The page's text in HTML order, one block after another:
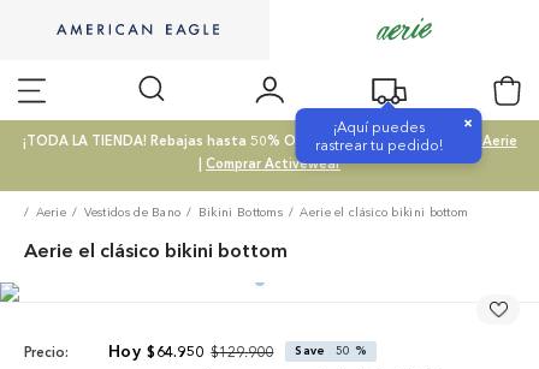
¡Aquí puedes
rastrear tu pedido!
×
¡TODA LA TIENDA! Rebajas hasta 50% OFF |Comprar SALE|Comprar Aerie
| Comprar Activewear
Aerie Vestidos de Bano Bikini Bottoms Aerie el clásico bikini bottom
Aerie el clásico bikini bottom
Precio: $64.950 $129.900 Save 50 %